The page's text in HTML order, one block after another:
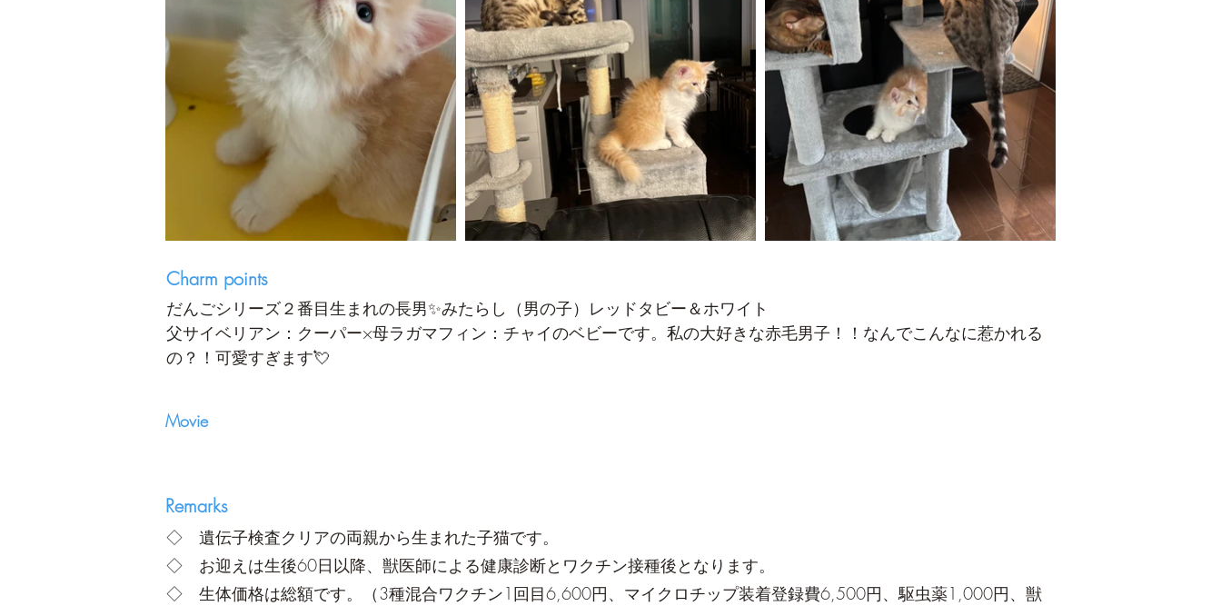
Charm points
だんごシリーズ２番目生まれの長男✨みたらし（男の子）レッドタビー＆ホワイト
父サイベリアン：クーパー×母ラガマフィン：チャイのベビーです。私の大好きな赤毛男子！！なんでこんなに惹かれる
の？！可愛すぎます💘
​Movie
Remarks
◇ 遺伝子検査クリアの両親から生まれた子猫です。
◇ お迎えは生後60日以降、獣医師による健康診断とワクチン接種後となります。
◇ 生体価格は総額です。（3種混合ワクチン1回目6,600円、マイクロチップ装着登録費6,500円、駆虫薬1,000円、獣